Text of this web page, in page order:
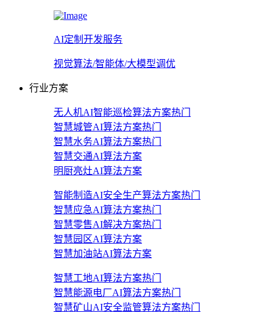
AI定制开发服务
视觉算法/智能体/大模型调优
行业方案
无人机AI智能巡检算法方案热门
智慧城管AI算法方案热门
智慧水务AI算法方案热门
智慧交通AI算法方案
明厨亮灶AI算法方案
智能制造AI安全生产算法方案热门
智慧应急AI算法方案热门
智慧零售AI解决方案热门
智慧园区AI算法方案
智慧加油站AI算法方案
智慧工地AI算法方案热门
智慧能源电厂AI算法方案热门
智慧矿山AI安全监管算法方案热门